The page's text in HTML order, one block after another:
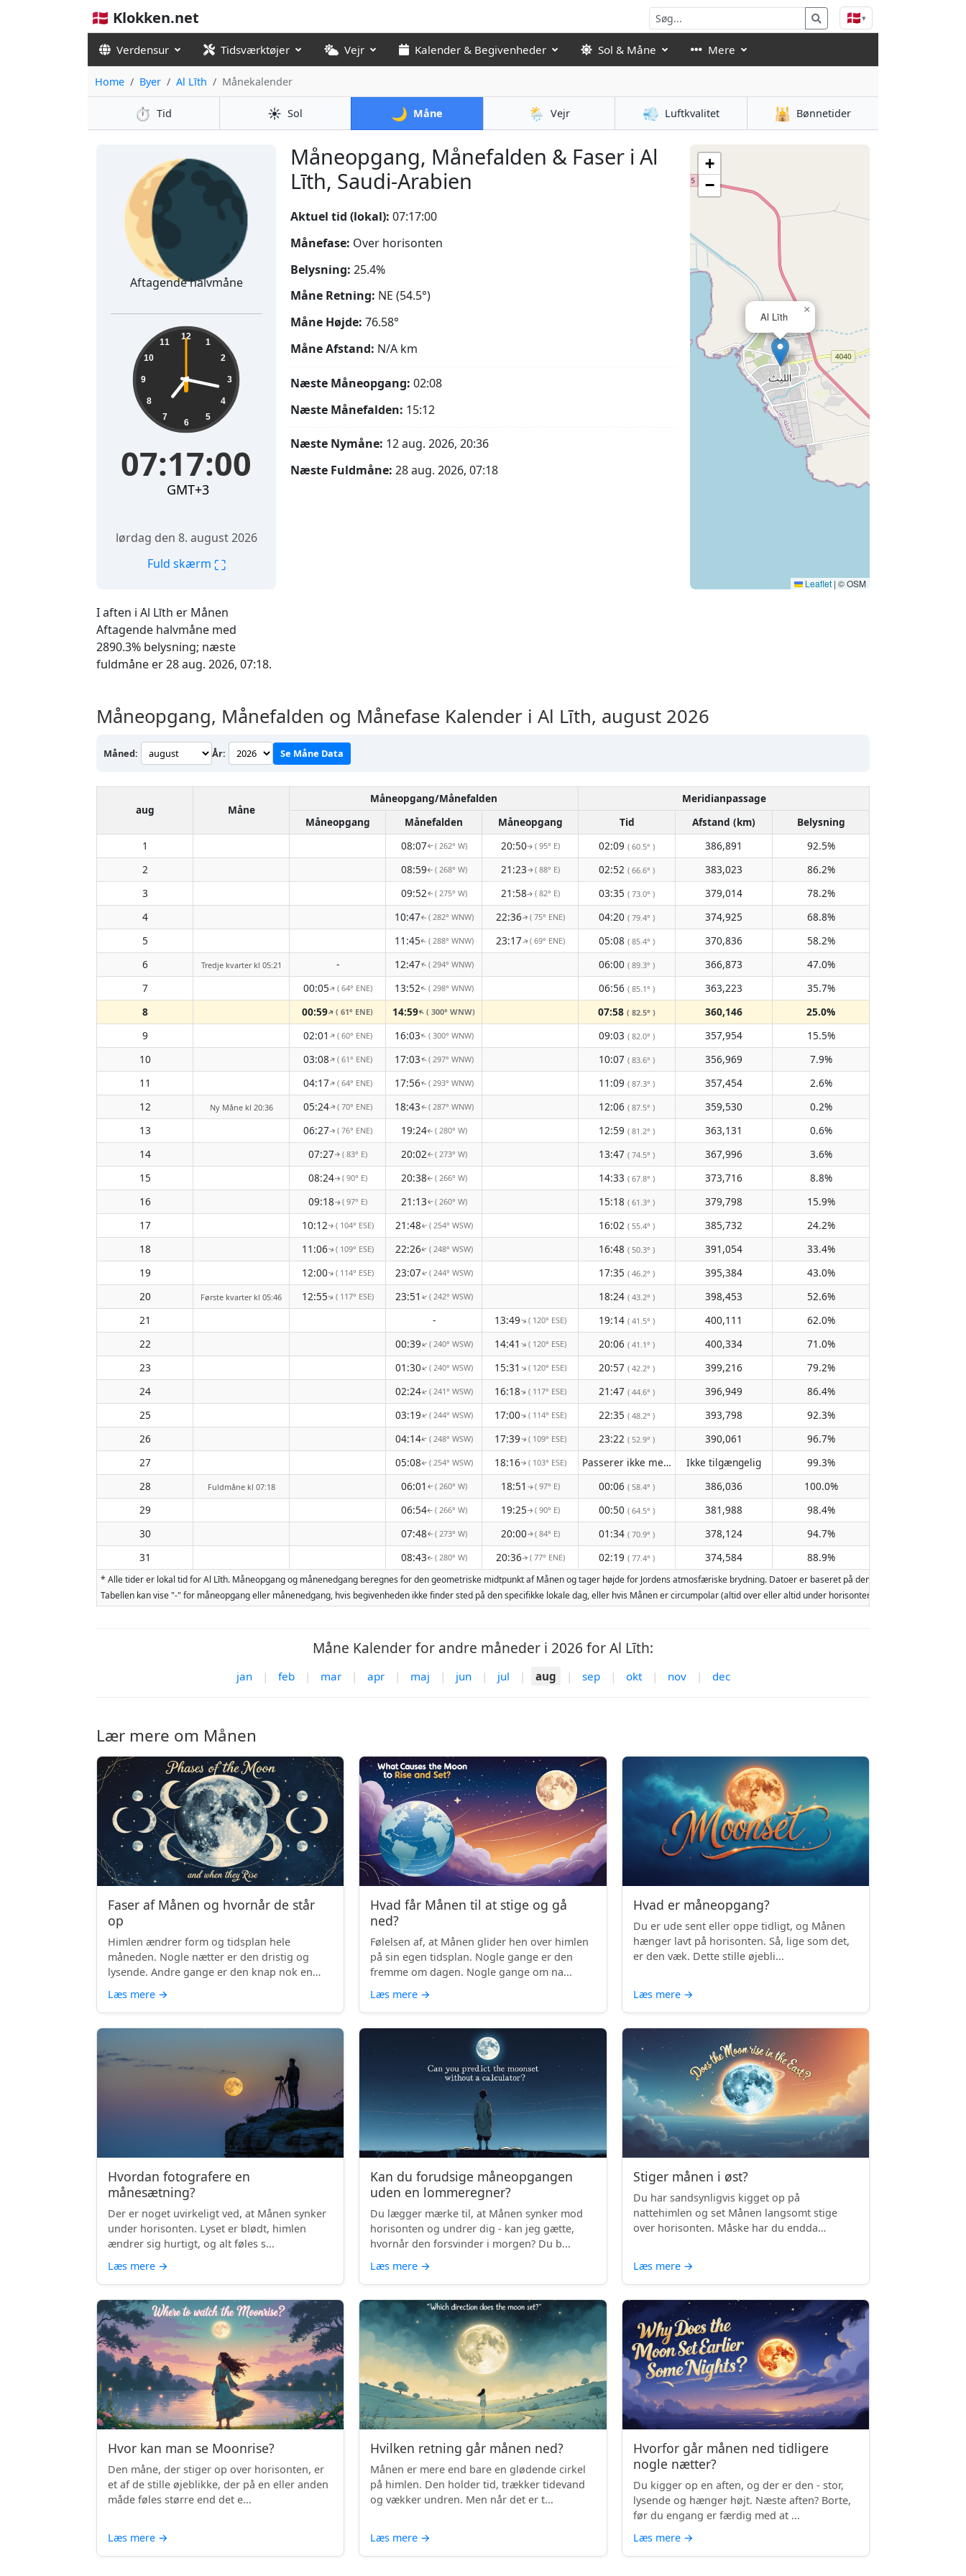
🇩🇰 Klokken.net 🇩🇰▾
Verdensur Tidsværktøjer Vejr Kalender & Begivenheder Sol & Måne Mere
Home Byer Al Līth Månekalender
⏱️ Tid ☀️ Sol 🌙 Måne 🌦️ Vejr 💨 Luftkvalitet 🕌 Bønnetider
Måneopgang, Månefalden & Faser i Al
Līth, Saudi-Arabien
I aften i Al Līth er Månen
Aftagende halvmåne med
2890.3% belysning; næste
fuldmåne er 28 aug. 2026, 07:18.
🌘
Aftagende halvmåne
07:17:01 12
1
2
3
4
5
6
7
8
9
10
11
07:17:01
GMT+3
lørdag den 8. august 2026
Fuld skærm ⛶
Aktuel tid (lokal): 07:17:01
Månefase: Over horisonten
Belysning: 25.4%
Måne Retning: NE (54.5°)
Måne Højde: 76.58°
Måne Afstand: N/A km
Næste Måneopgang: 02:08
Næste Månefalden: 15:12
Næste Nymåne: 12 aug. 2026, 20:36
Næste Fuldmåne: 28 aug. 2026, 07:18
Al Līth
×
+
−
Leaflet | © OSM
Måneopgang, Månefalden og Månefase Kalender i Al Līth, august 2026
Måned: År: Se Måne Data
aug Måne
Måneopgang/Månefalden
Meridianpassage
Måneopgang
Månefalden Måneopgang Tid Afstand (km)
Belysning
1
08:07↑( 262° W) 20:50↑ ( 95° E) 02:09 ( 60.5° ) 386,891
92.5%
2
08:59↑ ( 268° W) 21:23↑ ( 88° E) 02:52 ( 66.6° ) 383,023
86.2%
3
09:52↑( 275° W) 21:58↑( 82° E) 03:35 ( 73.0° ) 379,014
78.2%
4
10:47↑( 282° WNW) 22:36↑( 75° ENE) 04:20 ( 79.4° ) 374,925
68.8%
5
11:45↑( 288° WNW) 23:17↑( 69° ENE) 05:08 ( 85.4° ) 370,836
58.2%
6
Tredje kvarter kl 05:21 - 12:47↑( 294° WNW) 06:00 ( 89.3° ) 366,873
47.0%
7
00:05↑( 64° ENE) 13:52↑( 298° WNW) 06:56 ( 85.1° ) 363,223
35.7%
8
00:59↑( 61° ENE) 14:59↑( 300° WNW) 07:58 ( 82.5° ) 360,146
25.0%
9
02:01↑( 60° ENE) 16:03↑( 300° WNW) 09:03 ( 82.0° ) 357,954
15.5%
10
03:08↑( 61° ENE) 17:03↑( 297° WNW) 10:07 ( 83.6° ) 356,969
7.9%
11
04:17↑( 64° ENE) 17:56↑( 293° WNW) 11:09 ( 87.3° ) 357,454
2.6%
12
Ny Måne kl 20:36 05:24↑( 70° ENE) 18:43↑( 287° WNW) 12:06 ( 87.5° ) 359,530
0.2%
13
06:27↑( 76° ENE) 19:24↑( 280° W) 12:59 ( 81.2° ) 363,131
0.6%
14
07:27↑ ( 83° E) 20:02↑ ( 273° W) 13:47 ( 74.5° ) 367,996
3.6%
15
08:24↑ ( 90° E) 20:38↑ ( 266° W) 14:33 ( 67.8° ) 373,716
8.8%
16
09:18↑( 97° E) 21:13↑( 260° W) 15:18 ( 61.3° ) 379,798
15.9%
17
10:12↑( 104° ESE) 21:48↑( 254° WSW) 16:02 ( 55.4° ) 385,732
24.2%
18
11:06↑( 109° ESE) 22:26↑( 248° WSW) 16:48 ( 50.3° ) 391,054
33.4%
19
12:00↑( 114° ESE) 23:07↑( 244° WSW) 17:35 ( 46.2° ) 395,384
43.0%
20
Første kvarter kl 05:46 12:55↑( 117° ESE) 23:51 ↑( 242° WSW) 18:24 ( 43.2° ) 398,453
52.6%
21
- 13:49↑( 120° ESE) 19:14 ( 41.5° ) 400,111
62.0%
22
00:39↑( 240° WSW) 14:41↑( 120° ESE) 20:06 ( 41.1° ) 400,334
71.0%
23
01:30↑( 240° WSW) 15:31↑( 120° ESE) 20:57 ( 42.2° ) 399,216
79.2%
24
02:24↑( 241° WSW) 16:18↑( 117° ESE) 21:47 ( 44.6° ) 396,949
86.4%
25
03:19↑( 244° WSW) 17:00↑( 114° ESE) 22:35 ( 48.2° ) 393,798
92.3%
26
04:14↑( 248° WSW) 17:39↑( 109° ESE) 23:22 ( 52.9° ) 390,061
96.7%
27
05:08↑( 254° WSW) 18:16↑( 103° ESE) Passerer ikke meridianen ( Ikke tilgængelig )
Ikke tilgængelig
99.3%
28
Fuldmåne kl 07:18 06:01 ↑( 260° W) 18:51 ↑( 97° E) 00:06 ( 58.4° ) 386,036
100.0%
29
06:54↑ ( 266° W) 19:25↑ ( 90° E) 00:50 ( 64.5° ) 381,988
98.4%
30
07:48↑ ( 273° W) 20:00↑( 84° E) 01:34 ( 70.9° ) 378,124
94.7%
31
08:43↑( 280° W) 20:36↑( 77° ENE) 02:19 ( 77.4° ) 374,584 88.9%
* Alle tider er lokal tid for Al Līth. Måneopgang og månenedgang beregnes for den geometriske midtpunkt af Månen og tager højde for Jordens atmosfæriske brydning. Datoer er baseret på den gregorianske
Tabellen kan vise "-" for måneopgang eller månenedgang, hvis begivenheden ikke finder sted på den specifikke lokale dag, eller hvis Månen er circumpolar (altid over eller altid under horisonten). To måneopgange
Måne Kalender for andre måneder i 2026 for Al Līth:
jan | feb | mar | apr | maj | jun | jul | aug | sep | okt | nov | dec
Lær mere om Månen
Faser af Månen og hvornår de står
op
Himlen ændrer form og tidsplan hele
måneden. Nogle nætter er den dristig og
lysende. Andre gange er den knap nok en
Læs mere →
Hvad får Månen til at stige og gå
ned?
Følelsen af, at Månen glider hen over himlen
på sin egen tidsplan. Nogle gange er den
fremme om dagen. Nogle gange om na...
Læs mere →
Hvad er måneopgang?
Du er ude sent eller oppe tidligt, og Månen
hænger lavt på horisonten. Så, lige som det,
er den væk. Dette stille øjebli...
Læs mere →
Hvordan fotografere en
månesætning?
Der er noget uvirkeligt ved, at Månen synker
under horisonten. Lyset er blødt, himlen
ændrer sig hurtigt, og alt føles s...
Læs mere →
Kan du forudsige måneopgangen
uden en lommeregner?
Du lægger mærke til, at Månen synker mod
horisonten og undrer dig - kan jeg gætte,
hvornår den forsvinder i morgen? Du b...
Læs mere →
Stiger månen i øst?
Du har sandsynligvis kigget op på
nattehimlen og set Månen langsomt stige
over horisonten. Måske har du endda
Læs mere →
Hvor kan man se Moonrise?
Den måne, der stiger op over horisonten, er
et af de stille øjeblikke, der på en eller anden
måde føles større end det e...
Læs mere →
Hvilken retning går månen ned?
Månen er mere end bare en glødende cirkel
på himlen. Den holder tid, trækker tidevand
og vækker undren. Men når det er t...
Læs mere →
Hvorfor går månen ned tidligere
nogle nætter?
Du kigger op en aften, og der er den - stor,
lysende og hænger højt. Næste aften? Borte,
før du engang er færdig med at ...
Læs mere →